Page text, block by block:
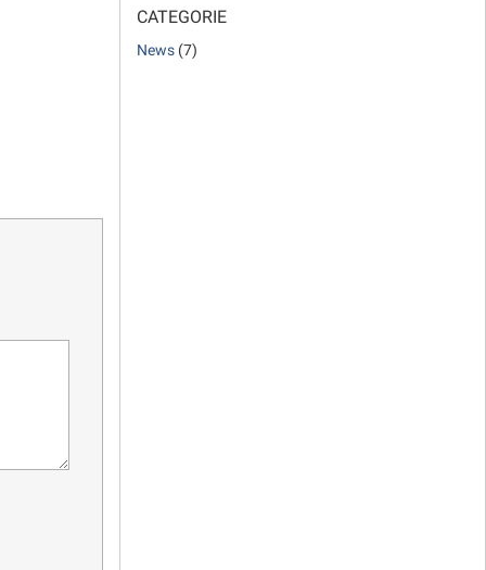
CATEGORIE
News (7)